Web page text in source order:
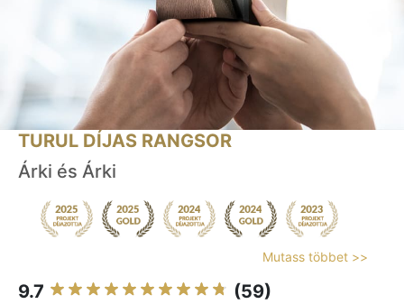
TURUL DÍJAS RANGSOR
Árki és Árki
Mutass többet >>
9.7 (59)